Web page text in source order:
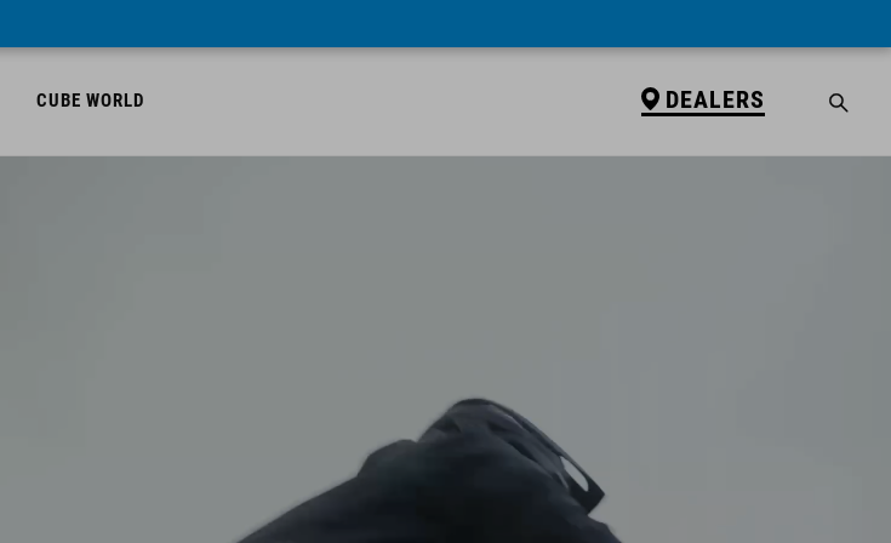
CUBE WORLD DEALERS